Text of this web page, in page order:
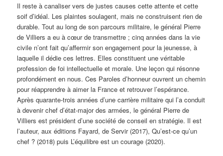
Il reste à canaliser vers de justes causes cette attente et cette
soif d’idéal. Les plaintes soulagent, mais ne construisent rien de
durable. Tout au long de son parcours militaire, le général Pierre
de Villiers a eu à cœur de transmettre ; cinq années dans la vie
civile n’ont fait qu’affermir son engagement pour la jeunesse, à
laquelle il dédie ces lettres. Elles constituent une véritable
profession de foi intellectuelle et morale. Une leçon qui résonne
profondément en nous. Ces Paroles d’honneur ouvrent un chemin
pour réapprendre à aimer la France et retrouver l’espérance.
Après quarante-trois années d’une carrière militaire qui l’a conduit
à devenir chef d’état-major des armées, le général Pierre de
Villiers est président d’une société de conseil en stratégie. Il est
l’auteur, aux éditions Fayard, de Servir (2017), Qu’est-ce qu’un
chef ? (2018) puis L’équilibre est un courage (2020).